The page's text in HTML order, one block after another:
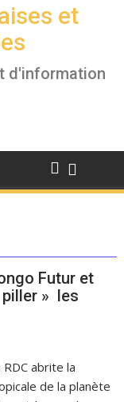
et
d'information
Futur et
piller » les
RDC abrite la
de la planète